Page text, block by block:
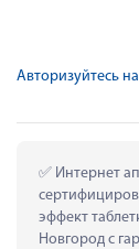
Авторизуйтесь
Интернет
эффект
Новгород с